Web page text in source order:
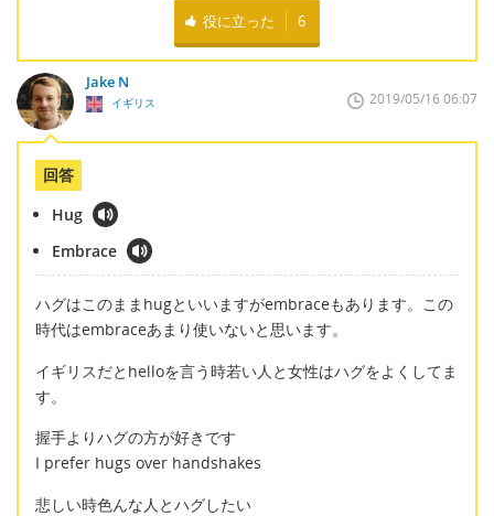
役に立った 6
Jake N
イギリス 2019/05/16 06:07
回答
Hug
Embrace
ハグはこのままhugといいますがembraceもあります。この
時代はembraceあまり使いないと思います。
イギリスだとhelloを言う時若い人と女性はハグをよくしてま
す。
握手よりハグの方が好きです
I prefer hugs over handshakes
悲しい時色んな人とハグしたい